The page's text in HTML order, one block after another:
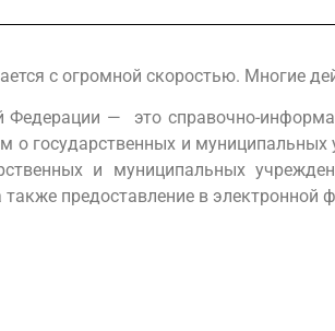
с огромной скоростью. Многие
Федерации — это справочно-
о государственных и
и муниципальных
предоставление в